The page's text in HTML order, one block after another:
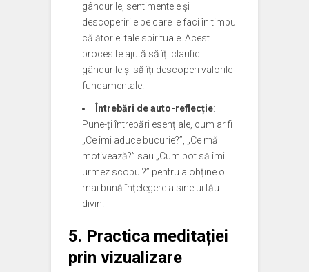
gândurile, sentimentele și
descoperirile pe care le faci în timpul
călătoriei tale spirituale. Acest
proces te ajută să îți clarifici
gândurile și să îți descoperi valorile
fundamentale.
Întrebări de auto-reflecție:
Pune-ți întrebări esențiale, cum ar fi
„Ce îmi aduce bucurie?”, „Ce mă
motivează?” sau „Cum pot să îmi
urmez scopul?” pentru a obține o
mai bună înțelegere a sinelui tău
divin.
5. Practica meditației
prin vizualizare